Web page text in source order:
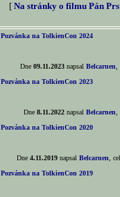
[ Na stránky o filmu Pán
Pozvánka na TolkienCon 2024
Dne 09.11.2023napsal Belcarnen
Pozvánka na TolkienCon 2023
Dne 8.11.2022napsal Belcarnen
Pozvánka na TolkienCon 2020
Dne 4.11.2019napsal Belcarnen ,
Pozvánka na TolkienCon 2019